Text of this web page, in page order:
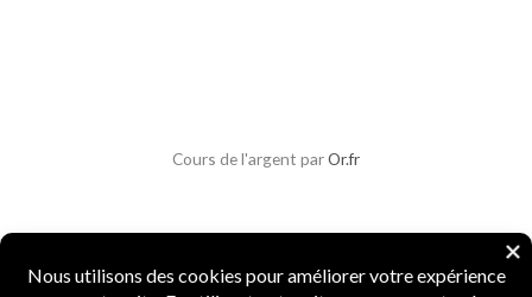
Cours de l'argent parOr.fr
Copyright © 2026 Parlons Monnaies